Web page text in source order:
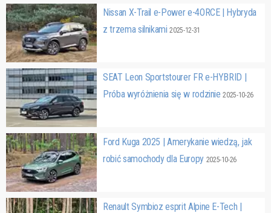
Nissan X-Trail e-Power e-4ORCE | Hybryda
z trzema silnikami2025-12-31
SEAT Leon Sportstourer FR e-HYBRID |
Próba wyróżnienia się w rodzinie2025-10-26
Ford Kuga 2025 | Amerykanie wiedzą, jak
robić samochody dla Europy 2025-10-26
Renault Symbioz esprit Alpine E-Tech |